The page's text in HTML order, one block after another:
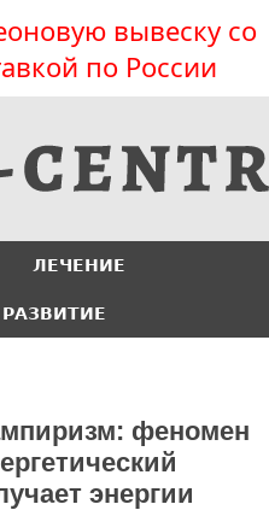
вывеску со
по России
ЛЕЧЕНИЕ
РАЗВИТИЕ
феномен
энергии